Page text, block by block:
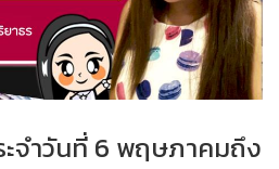
จำวันที่ 6 พฤษภาคมถึง